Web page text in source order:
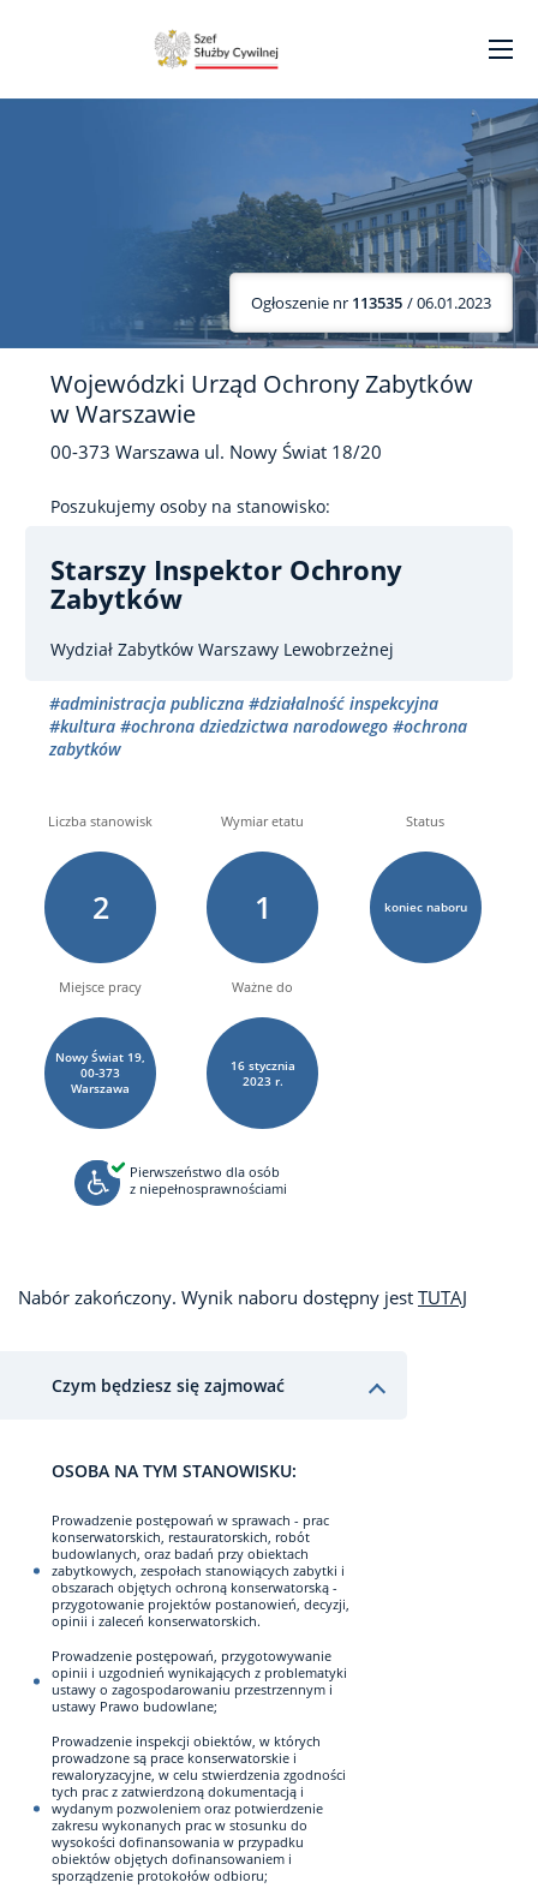
Ogłoszenie nr 113535 / 06.01.2023
Wojewódzki Urząd Ochrony Zabytków
w Warszawie
00-373 Warszawa ul. Nowy Świat 18/20
Poszukujemy osoby na stanowisko:
Starszy Inspektor Ochrony
Zabytków
Wydział Zabytków Warszawy Lewobrzeżnej
#administracja publiczna #działalność inspekcyjna
#kultura #ochrona dziedzictwa narodowego #ochrona
zabytków
Liczba stanowisk
2
Wymiar etatu
1
Status
koniec naboru
Miejsce pracy
Nowy Świat 19,
00-373
Warszawa
Ważne do
16 stycznia
2023 r.
Pierwszeństwo dla osób
z niepełnosprawnościami
Nabór zakończony. Wynik naboru dostępny jest TUTAJ
Czym będziesz się zajmować
OSOBA NA TYM STANOWISKU:
Prowadzenie postępowań w sprawach - prac
konserwatorskich, restauratorskich, robót
budowlanych, oraz badań przy obiektach
zabytkowych, zespołach stanowiących zabytki i
obszarach objętych ochroną konserwatorską -
przygotowanie projektów postanowień, decyzji,
opinii i zaleceń konserwatorskich.
Prowadzenie postępowań, przygotowywanie
opinii i uzgodnień wynikających z problematyki
ustawy o zagospodarowaniu przestrzennym i
ustawy Prawo budowlane;
Prowadzenie inspekcji obiektów, w których
prowadzone są prace konserwatorskie i
rewaloryzacyjne, w celu stwierdzenia zgodności
tych prac z zatwierdzoną dokumentacją i
wydanym pozwoleniem oraz potwierdzenie
zakresu wykonanych prac w stosunku do
wysokości dofinansowania w przypadku
obiektów objętych dofinansowaniem i
sporządzenie protokołów odbioru;